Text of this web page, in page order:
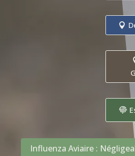
Influenza Aviaire :